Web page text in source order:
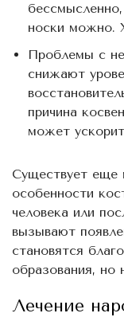
носки можно.
Проблемы с
снижают
причина
может
Существует еще
особенности
человека или
вызывают
становятся
образования, но
Лечение